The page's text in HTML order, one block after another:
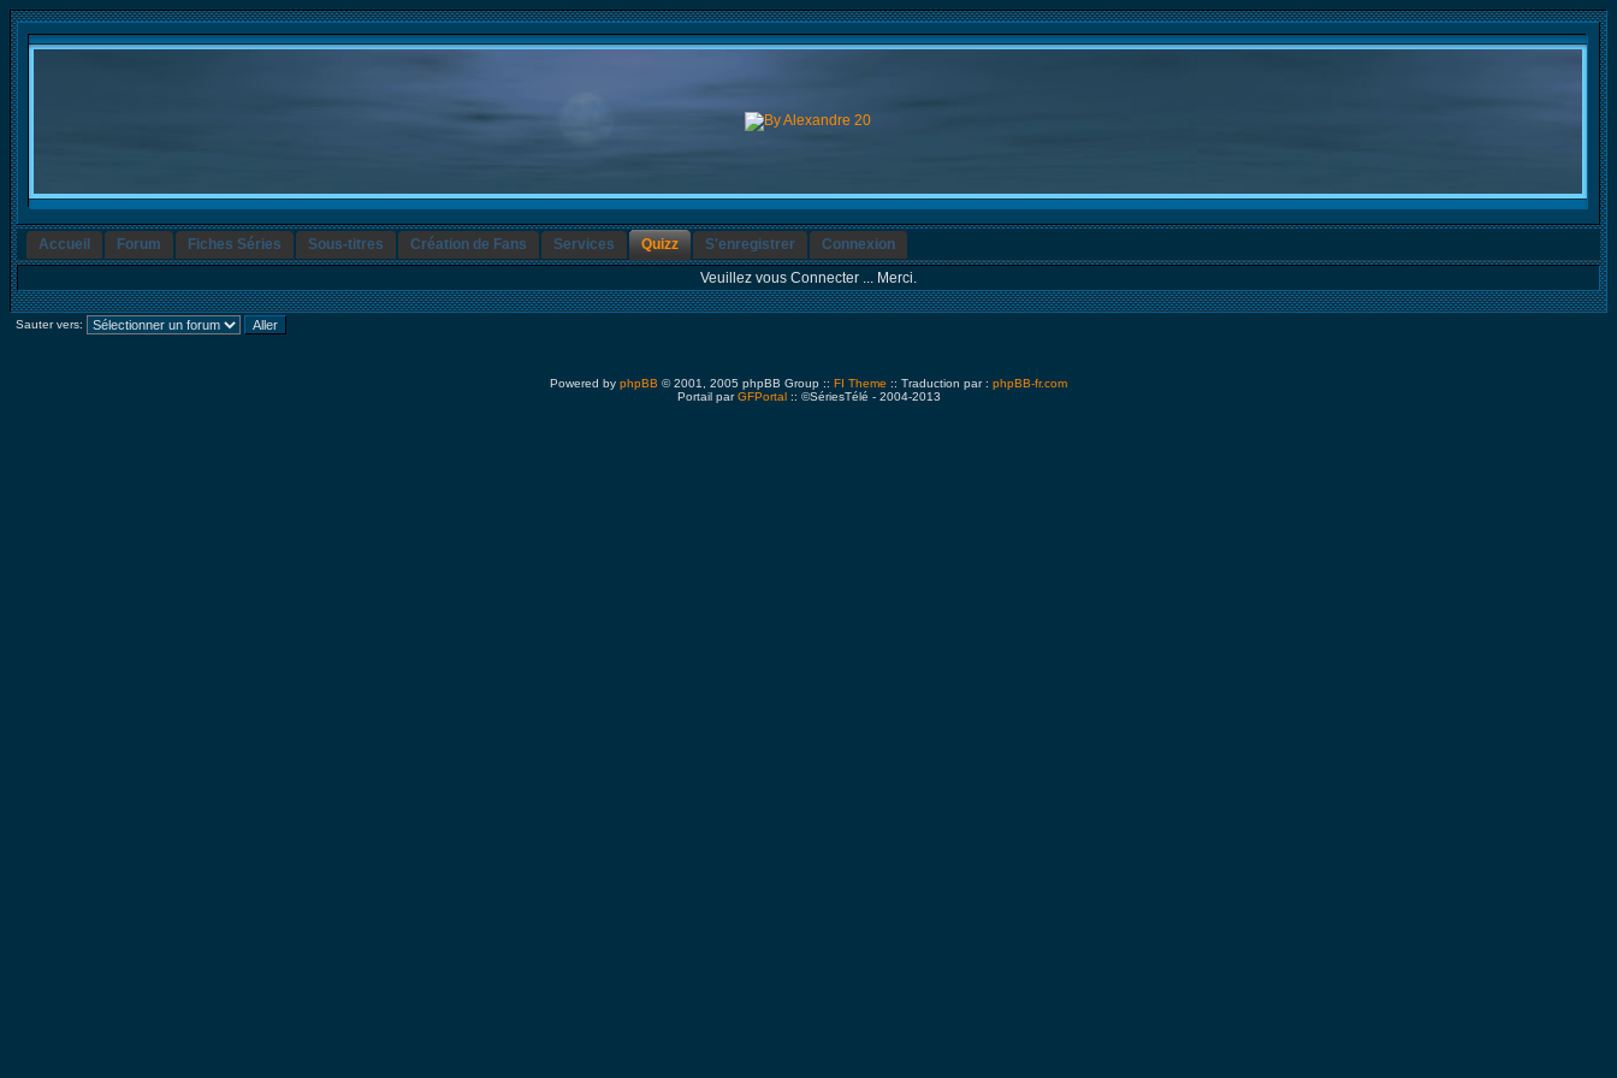
Accueil Forum Fiches Séries Sous-titres Création de Fans Services Quizz S'enregistrer
Connexion
Veuillez vous Connecter ... Merci.
Sauter vers:
Powered by phpBB © 2001, 2005 phpBB Group :: FI Theme :: Traduction par : phpBB-fr.com
Portail parGFPortal:: ©SériesTélé - 2004-2013